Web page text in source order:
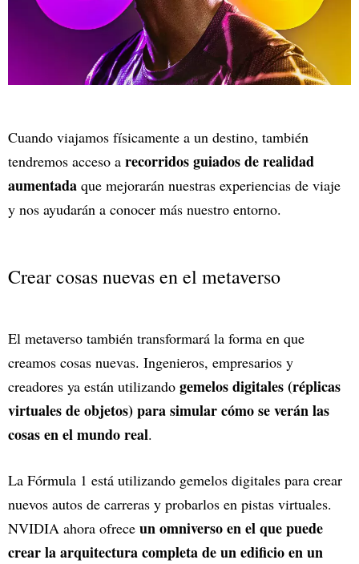
Cuando viajamos físicamente a un destino, también
tendremos acceso a recorridos guiados de realidad
aumentada que mejorarán nuestras experiencias de viaje
y nos ayudarán a conocer más nuestro entorno.
Crear cosas nuevas en el metaverso
El metaverso también transformará la forma en que
creamos cosas nuevas. Ingenieros, empresarios y
creadores ya están utilizando gemelos digitales (réplicas
virtuales de objetos) para simular cómo se verán las
cosas en el mundo real.
La Fórmula 1 está utilizando gemelos digitales para crear
nuevos autos de carreras y probarlos en pistas virtuales.
NVIDIA ahora ofrece un omniverso en el que puede
crear la arquitectura completa de un edificio en un